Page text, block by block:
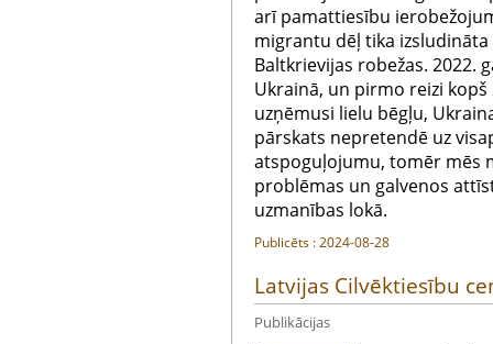
arī pamattiesību
migrantu dēļ tika
Baltkrievijas robežas. 2022.
Ukrainā, un pirmo reizi
uzņēmusi lielu bēgļu,
pārskats nepretendē uz
atspoguļojumu, tomēr mēs
problēmas un galvenos
uzmanības lokā.
Publicēts : 2024-08-28
Latvijas Cilvēktiesību
Publikācijas